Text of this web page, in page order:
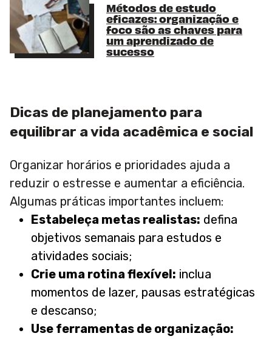
Métodos de estudo
eficazes: organização e
foco são as chaves para
um aprendizado de
sucesso
Dicas de planejamento para
equilibrar a vida acadêmica e social
Organizar horários e prioridades ajuda a
reduzir o estresse e aumentar a eficiência.
Algumas práticas importantes incluem:
Estabeleça metas realistas: defina
objetivos semanais para estudos e
atividades sociais;
Crie uma rotina flexível: inclua
momentos de lazer, pausas estratégicas
e descanso;
Use ferramentas de organização: